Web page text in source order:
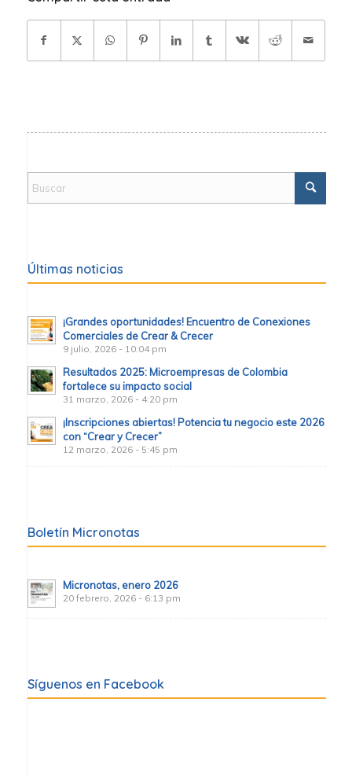
Últimas noticias
¡Grandes oportunidades! Encuentro de Conexiones
Comerciales de Crear & Crecer
9 julio, 2026 - 10:04 pm
Resultados 2025: Microempresas de Colombia
fortalece su impacto social
31 marzo, 2026 - 4:20 pm
¡Inscripciones abiertas! Potencia tu negocio este 2026
con “Crear y Crecer”
12 marzo, 2026 - 5:45 pm
Boletín Micronotas
Micronotas, enero 2026
20 febrero, 2026 - 6:13 pm
Síguenos en Facebook